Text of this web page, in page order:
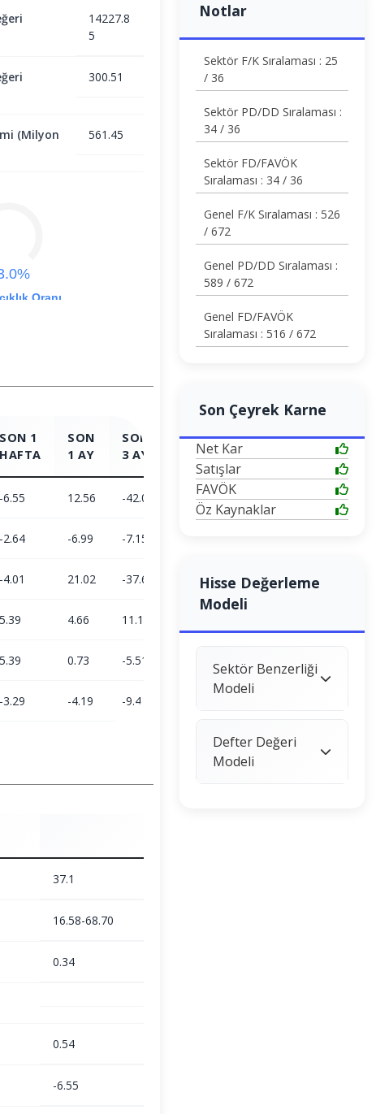
14227.8
5
300.51
(Milyon
561.45
Oranı
SON 1
HAFTA
SON
1 AY
SON
3 AY
SON
6 AY
SON
1 YIL
-6.55 12.56 -42.08 -11.5 122.96
-2.64 -6.99 -7.15
-4.01 21.02 -37.62 -8.43 78.67
5.39 4.66 11.15
5.39 0.73 -5.51 -11.25
-3.29 -4.19 -9.46
37.1
16.58-68.70
0.34
0.54
-6.55
Notlar
Sektör F/K Sıralaması : 25
/ 36
Sektör PD/DD Sıralaması :
34 / 36
Sektör FD/FAVÖK
Sıralaması : 34 / 36
Genel F/K Sıralaması : 526
/ 672
Genel PD/DD Sıralaması :
589 / 672
Genel FD/FAVÖK
Sıralaması : 516 / 672
Son Çeyrek Karne
Net Kar
Satışlar
FAVÖK
Öz Kaynaklar
Hisse Değerleme
Modeli
Sektör Benzerliği
Modeli
Defter Değeri
Modeli